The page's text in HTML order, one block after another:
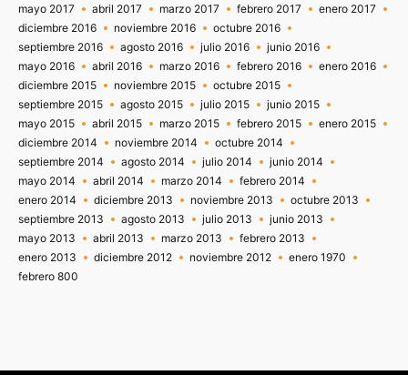
mayo 2017
abril 2017 marzo 2017 febrero 2017
enero 2017
diciembre 2016
noviembre 2016
octubre 2016
septiembre 2016
agosto 2016 julio 2016
junio 2016
mayo 2016
abril 2016 marzo 2016 febrero 2016
enero 2016
diciembre 2015
noviembre 2015
octubre 2015
septiembre 2015
agosto 2015 julio 2015
junio 2015
mayo 2015
abril 2015 marzo 2015 febrero 2015
enero 2015
diciembre 2014
noviembre 2014
octubre 2014
septiembre 2014
agosto 2014 julio 2014
junio 2014
mayo 2014
abril 2014 marzo 2014
febrero 2014
enero 2014
diciembre 2013 noviembre 2013
octubre 2013
septiembre 2013
agosto 2013 julio 2013
junio 2013
mayo 2013
abril 2013 marzo 2013
febrero 2013
enero 2013
diciembre 2012 noviembre 2012
enero 1970
febrero 800